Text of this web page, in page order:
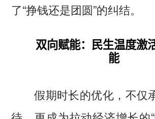
了“挣钱还是团圆”的纠结。
双向赋能：民生温度激
能
假期时长的优化，不仅